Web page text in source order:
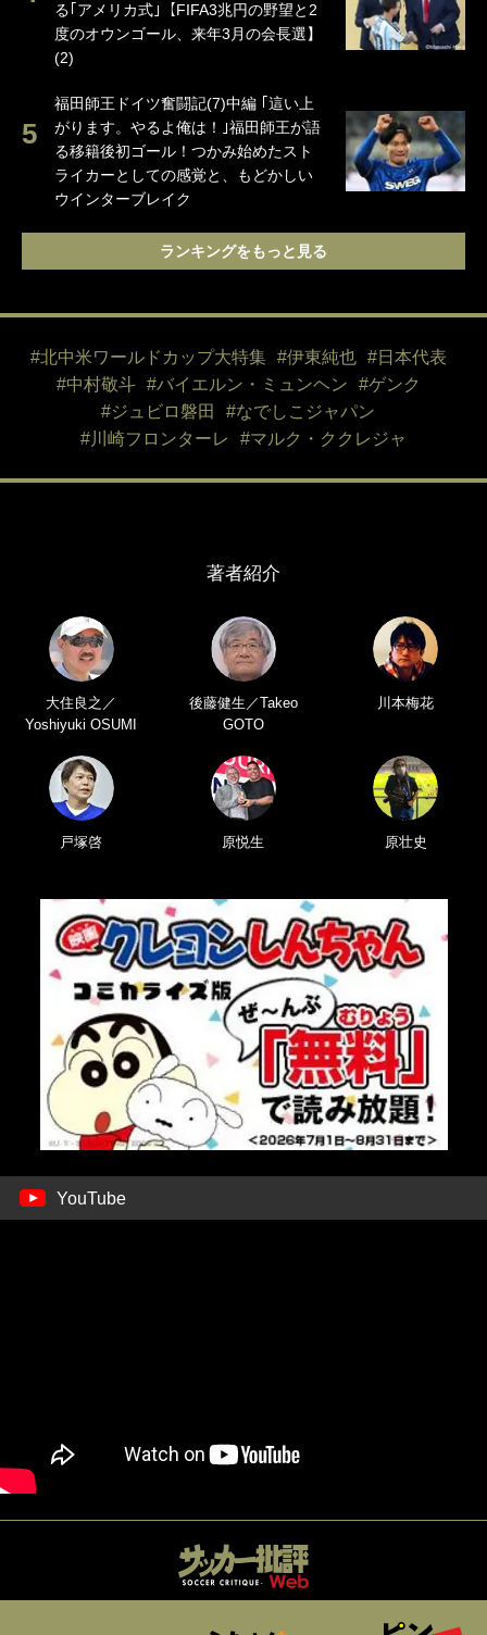
る｢アメリカ式｣【FIFA3兆円の野望と2
度のオウンゴール、来年3月の会長選】
(2)
福田師王ドイツ奮闘記(7)中編 ｢這い上
がります。やるよ俺は！｣福田師王が語
る移籍後初ゴール！つかみ始めたスト
ライカーとしての感覚と、もどかしい
ウインターブレイク
ランキングをもっと見る
#北中米ワールドカップ大特集 #伊東純也
#日本代表
#中村敬斗
#バイエルン・ミュンヘン
#ゲンク
#ジュビロ磐田
#なでしこジャパン
#川崎フロンターレ
#マルク・ククレジャ
著者紹介
大住良之／
Yoshiyuki OSUMI
後藤健生／Takeo
GOTO
川本梅花
戸塚啓 原悦生 原壮史
YouTube